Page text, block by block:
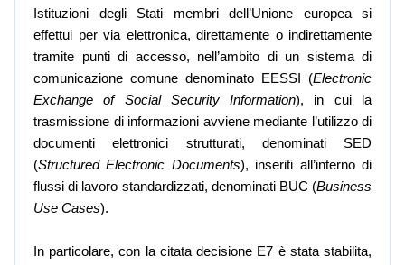
Istituzioni degli Stati membri dell’Unione europea si
effettui per via elettronica, direttamente o indirettamente
tramite punti di accesso, nell’ambito di un sistema di
comunicazione comune denominato EESSI (Electronic
Exchange of Social Security Information), in cui la
trasmissione di informazioni avviene mediante l’utilizzo di
documenti elettronici strutturati, denominati SED
(Structured Electronic Documents), inseriti all’interno di
flussi di lavoro standardizzati, denominati BUC (Business
Use Cases).
In particolare, con la citata decisione E7 è stata stabilita,